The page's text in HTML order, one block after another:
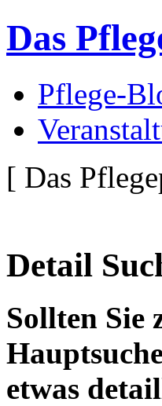
Das
Pflege-
[ Das
Detail
Sollten Sie
etwas